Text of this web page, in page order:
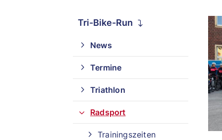
Tri-Bike-Run
News
Termine
Triathlon
Radsport
Trainingszeiten